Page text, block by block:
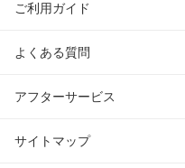
ご利用ガイド
よくある質問
アフターサービス
サイトマップ